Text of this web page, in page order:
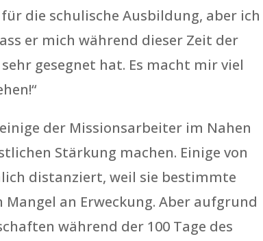
die schulische Ausbildung, aber ich
er mich während dieser Zeit der
gesegnet hat. Es macht mir viel
der Missionsarbeiter im Nahen
Stärkung machen. Einige von
distanziert, weil sie bestimmte
an Erweckung. Aber aufgrund
während der 100 Tage des